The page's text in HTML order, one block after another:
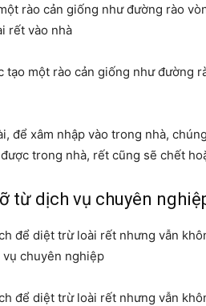
rào cản giống như đường rào
rết vào nhà
tạo một rào cản giống như đường
để xâm nhập vào trong nhà,
trong nhà, rết cũng sẽ chết
từ dịch vụ chuyên
để diệt trừ loài rết nhưng vẫn
chuyên nghiệp
để diệt trừ loài rết nhưng vẫn